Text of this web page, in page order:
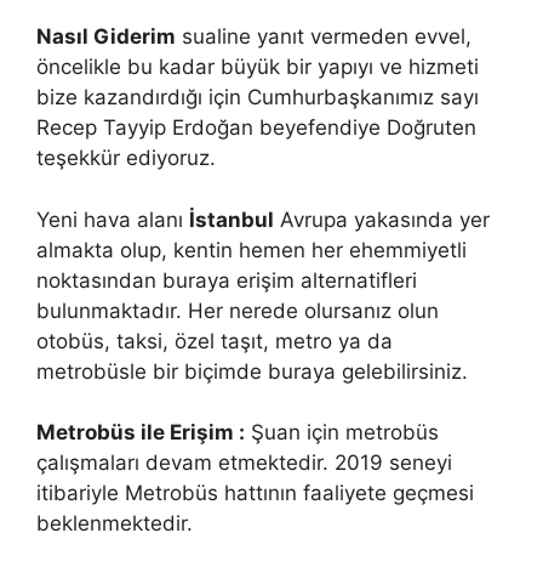
Nasıl Giderim sualine yanıt vermeden evvel,
öncelikle bu kadar büyük bir yapıyı ve hizmeti
bize kazandırdığı için Cumhurbaşkanımız sayı
Recep Tayyip Erdoğan beyefendiye Doğruten
teşekkür ediyoruz.
Yeni hava alanı İstanbul Avrupa yakasında yer
almakta olup, kentin hemen her ehemmiyetli
noktasından buraya erişim alternatifleri
bulunmaktadır. Her nerede olursanız olun
otobüs, taksi, özel taşıt, metro ya da
metrobüsle bir biçimde buraya gelebilirsiniz.
Metrobüs ile Erişim : Şuan için metrobüs
çalışmaları devam etmektedir. 2019 seneyi
itibariyle Metrobüs hattının faaliyete geçmesi
beklenmektedir.